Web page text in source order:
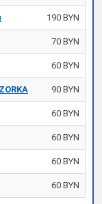
190 BYN
70 BYN
60 BYN
90 BYN
60 BYN
60 BYN
60 BYN
60 BYN